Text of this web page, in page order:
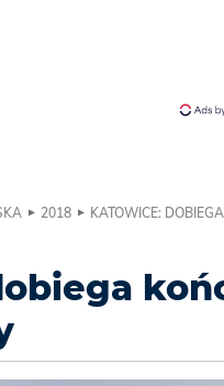
2018 KATOWICE: